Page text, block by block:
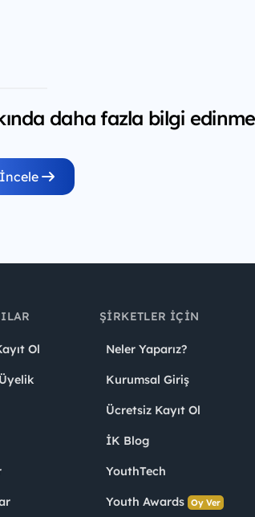
daha fazla bilgi
Ol
ŞIRKETLER İÇIN
Neler Yaparız?
Kurumsal Giriş
Ücretsiz Kayıt Ol
İK Blog
YouthTech
Youth Awards Oy Ver